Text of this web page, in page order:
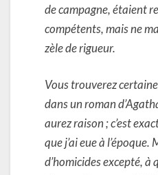
de campagne, étaient
compétents, mais ne
zèle de rigueur.
Vous trouverez
dans un roman
aurez raison ; c’est
que j’ai eue à
d’homicides excepté, à